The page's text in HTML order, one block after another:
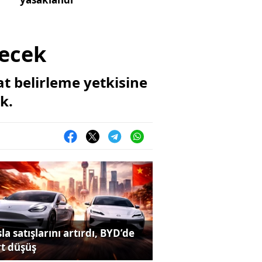
belirleme yetkisine
satışlarını artırdı, BYD’de
düşüş